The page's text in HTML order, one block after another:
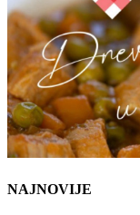
NAJNOVIJE